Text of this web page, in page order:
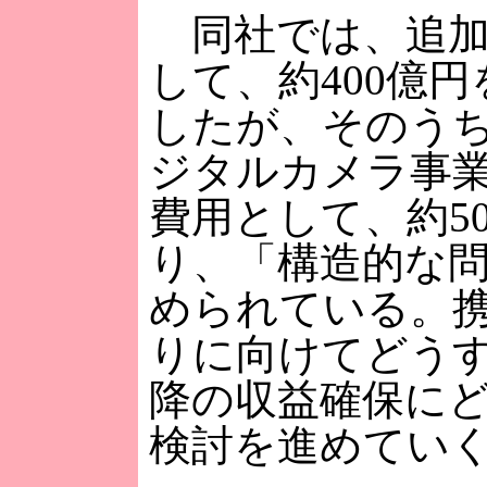
同社では、追
して、約400億
したが、そのう
ジタルカメラ事
費用として、約
り、「構造的な
められている。
りに向けてどう
降の収益確保に
検討を進めてい